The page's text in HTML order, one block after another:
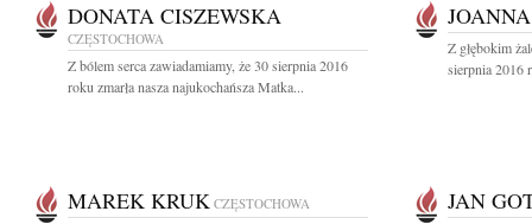
DONATA CISZEWSKA
CZĘSTOCHOWA
Z bólem serca zawiadamiamy, że 30 sierpnia 2016
roku zmarła nasza najukochańsza Matka...
Z głębokim
sierpnia 2016
MAREK KRUK CZĘSTOCHOWA JAN